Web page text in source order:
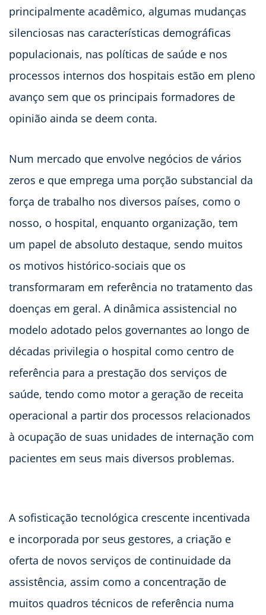
principalmente acadêmico, algumas mudanças
silenciosas nas características demográficas
populacionais, nas políticas de saúde e nos
processos internos dos hospitais estão em pleno
avanço sem que os principais formadores de
opinião ainda se deem conta.
Num mercado que envolve negócios de vários
zeros e que emprega uma porção substancial da
força de trabalho nos diversos países, como o
nosso, o hospital, enquanto organização, tem
um papel de absoluto destaque, sendo muitos
os motivos histórico-sociais que os
transformaram em referência no tratamento das
doenças em geral. A dinâmica assistencial no
modelo adotado pelos governantes ao longo de
décadas privilegia o hospital como centro de
referência para a prestação dos serviços de
saúde, tendo como motor a geração de receita
operacional a partir dos processos relacionados
à ocupação de suas unidades de internação com
pacientes em seus mais diversos problemas.
A sofisticação tecnológica crescente incentivada
e incorporada por seus gestores, a criação e
oferta de novos serviços de continuidade da
assistência, assim como a concentração de
muitos quadros técnicos de referência numa